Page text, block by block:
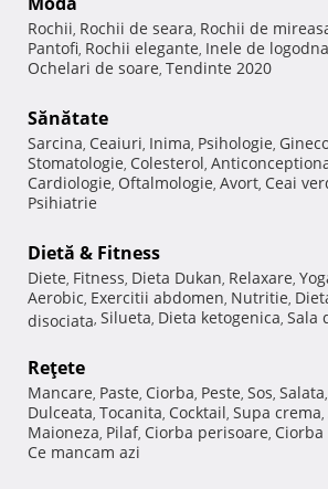
Rochii, Rochii de seara, Rochii de
Pantofi, Rochii elegante, Inele de logodna
Ochelari de soare, Tendinte 2020
Sănătate
Sarcina, Ceaiuri, Inima, Psihologie,
Stomatologie, Colesterol,
Cardiologie, Oftalmologie, Avort, Ceai
Psihiatrie
Dietă & Fitness
Diete, Fitness, Dieta Dukan, Relaxare,
Aerobic, Exercitii abdomen, Nutritie,
disociata, Silueta, Dieta ketogenica, Sala
Reţete
Mancare, Paste, Ciorba, Peste, Sos, Salata,
Dulceata, Tocanita, Cocktail, Supa crema,
Maioneza, Pilaf, Ciorba perisoare,
Ce mancam azi